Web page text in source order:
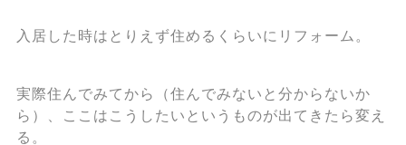
入居した時はとりえず住めるくらいにリフォーム。
実際住んでみてから（住んでみないと分からないか
ら）、ここはこうしたいというものが出てきたら変え
る。